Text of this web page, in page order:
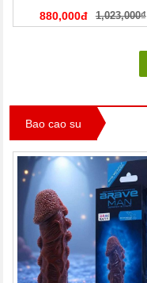
880,000đ 1,023,000₫
Bao cao su